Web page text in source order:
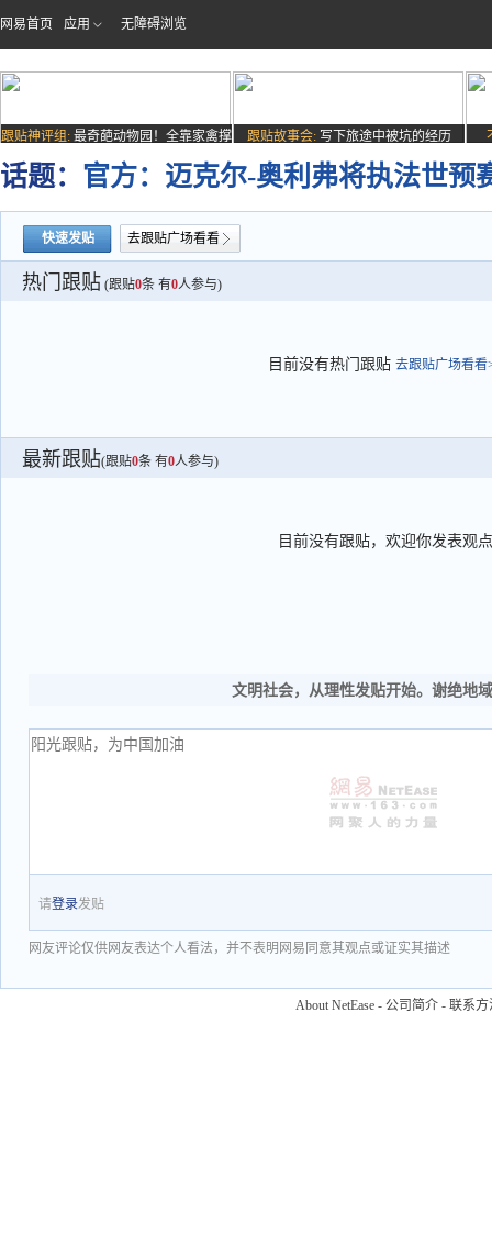
网易首页 应用 无障碍浏览
跟贴神评组: 最奇葩动物园！全靠家禽撑
场子
跟贴故事会: 写下旅途中被坑的经历
话题： 官方：迈克尔-奥利弗将执法世预
快速发贴 去跟贴广场看看
热门跟贴 (跟贴0条 有0人参与)
目前没有热门跟贴 去跟贴广场看看
最新跟贴(跟贴0条 有0人参与)
目前没有跟贴，欢迎你发表观点
文明社会，从理性发贴开始。谢绝地
请登录发贴
网友评论仅供网友表达个人看法，并不表明网易同意其观点或证实其描述
About NetEase - 公司简介 - 联系方